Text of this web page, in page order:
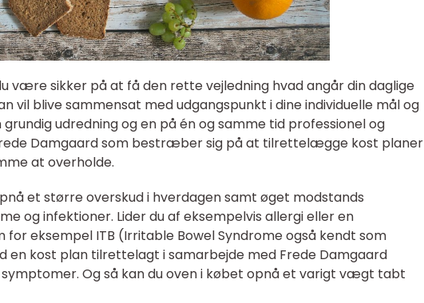
være sikker på at få den rette vejledning hvad angår din daglige
vil blive sammensat med udgangspunkt i dine individuelle mål og
udredning og en på én og samme tid professionel og
Damgaard som bestræber sig på at tilrettelægge kost planer
at overholde.
et større overskud i hverdagen samt øget modstands
og infektioner. Lider du af eksempelvis allergi eller en
eksempel ITB (Irritable Bowel Syndrome også kendt som
en kost plan tilrettelagt i samarbejde med Frede Damgaard
symptomer. Og så kan du oven i købet opnå et varigt vægt tabt